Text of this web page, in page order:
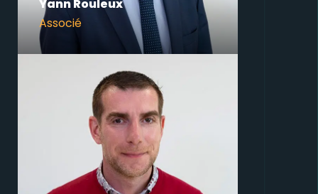
Yann Rouleux
Associé